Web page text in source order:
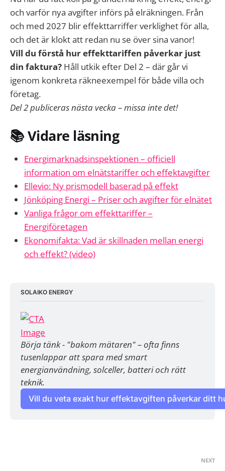
och varför nya avgifter införs på elräkningen. Från
och med 2027 blir effekttarriffer verklighet för alla,
och det är klokt att redan nu se över sina vanor!
Vill du förstå hur effekttariffen påverkar just
din faktura? Håll utkik efter Del 2 – där går vi
igenom konkreta räkneexempel för både villa och
företag.
Del 2 publiceras nästa vecka – missa inte det!
📚 Vidare läsning
Energimarknadsinspektionen – officiell
information om elnätstariffer och effektavgifter
Ellevio: Ny prismodell baserad på effekt
Jönköping Energi – Priser och avgifter för elnätet
Vanliga frågor om effekttariffer –
Energiföretagen
Ekonomifakta: Vad är skillnaden mellan energi
och effekt? (video)
SOLAIKO ENERGY
Börja tänk - "bakom mätaren" – ofta finns
tusenlappar att spara med smart
energianvändning, solceller, batteri och rätt
teknik.
Vill du veta exakt hur effektavgiften påverkar ditt
NEXT